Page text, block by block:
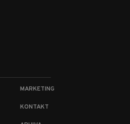
MARKETING
KONTAKT